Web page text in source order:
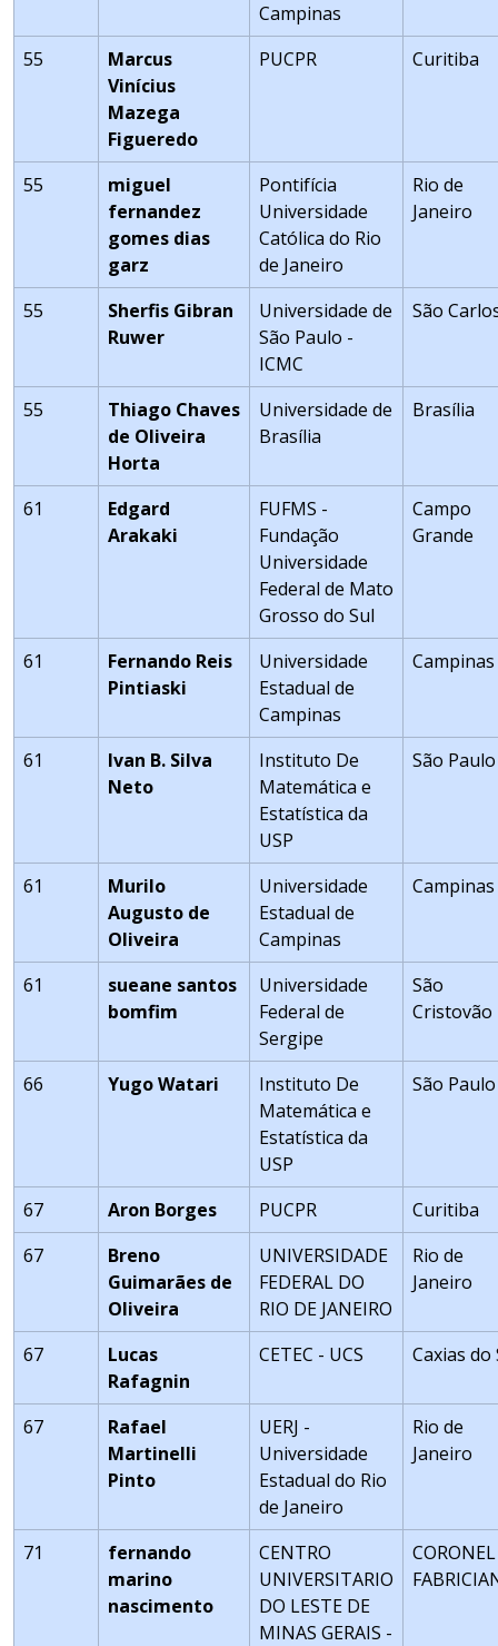
Campinas
55
Marcus
Vinícius
Mazega
Figueredo
PUCPR Curitiba
55
miguel
fernandez
gomes dias
garz
Pontifícia
Universidade
Católica do Rio
de Janeiro
Rio de
Janeiro
55
Sherfis Gibran
Ruwer
Universidade de
São Paulo -
ICMC
São
55
Thiago Chaves
de Oliveira
Horta
Universidade de
Brasília
Brasília
61
Edgard
Arakaki
FUFMS -
Fundação
Universidade
Federal de Mato
Grosso do Sul
Campo
Grande
61
Fernando Reis
Pintiaski
Universidade
Estadual de
Campinas
Campinas
61
Ivan B. Silva
Neto
Instituto De
Matemática e
Estatística da
USP
São Paulo
61
Murilo
Augusto de
Oliveira
Universidade
Estadual de
Campinas
Campinas
61
sueane santos
bomfim
Universidade
Federal de
Sergipe
São
Cristovão
66 Yugo Watari
Instituto De
Matemática e
Estatística da
USP
São Paulo
67 Aron Borges PUCPR
Curitiba
67
Breno
Guimarães de
Oliveira
UNIVERSIDADE
FEDERAL DO
RIO DE JANEIRO
Rio de
Janeiro
67
Lucas
Rafagnin
CETEC - UCS Caxias do
67
Rafael
Martinelli
Pinto
UERJ -
Universidade
Estadual do Rio
de Janeiro
Rio de
Janeiro
71
fernando
marino
nascimento
CENTRO
UNIVERSITARIO
DO LESTE DE
MINAS GERAIS -
CORONEL